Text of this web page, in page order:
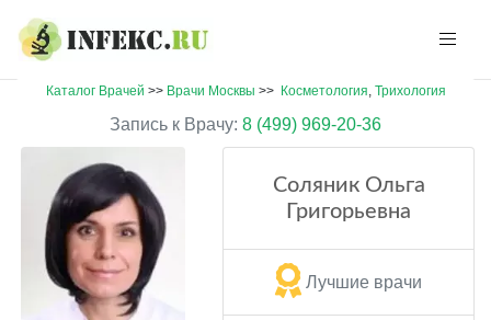
Каталог Врачей >> Врачи Москвы >> Косметология, Трихология
Запись к Врачу: 8 (499) 969-20-36
Соляник Ольга
Григорьевна
Лучшие врачи